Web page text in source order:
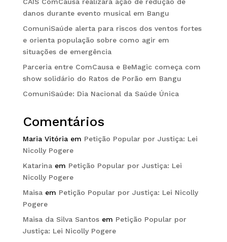
danos durante evento musical em Bangu
ComuniSaúde alerta para riscos dos ventos fortes
e orienta população sobre como agir em
situações de emergência
Parceria entre ComCausa e BeMagic começa com
show solidário do Ratos de Porão em Bangu
ComuniSaúde: Dia Nacional da Saúde Única
Comentários
Maria Vitóriaem Petição Popular por Justiça: Lei
Nicolly Pogere
Katarinaem Petição Popular por Justiça: Lei
Nicolly Pogere
Maisaem Petição Popular por Justiça: Lei Nicolly
Pogere
Maisa da Silva Santosem Petição Popular por
Justiça: Lei Nicolly Pogere